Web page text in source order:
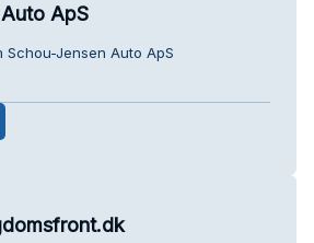
ApS
Schou-Jensen Auto ApS